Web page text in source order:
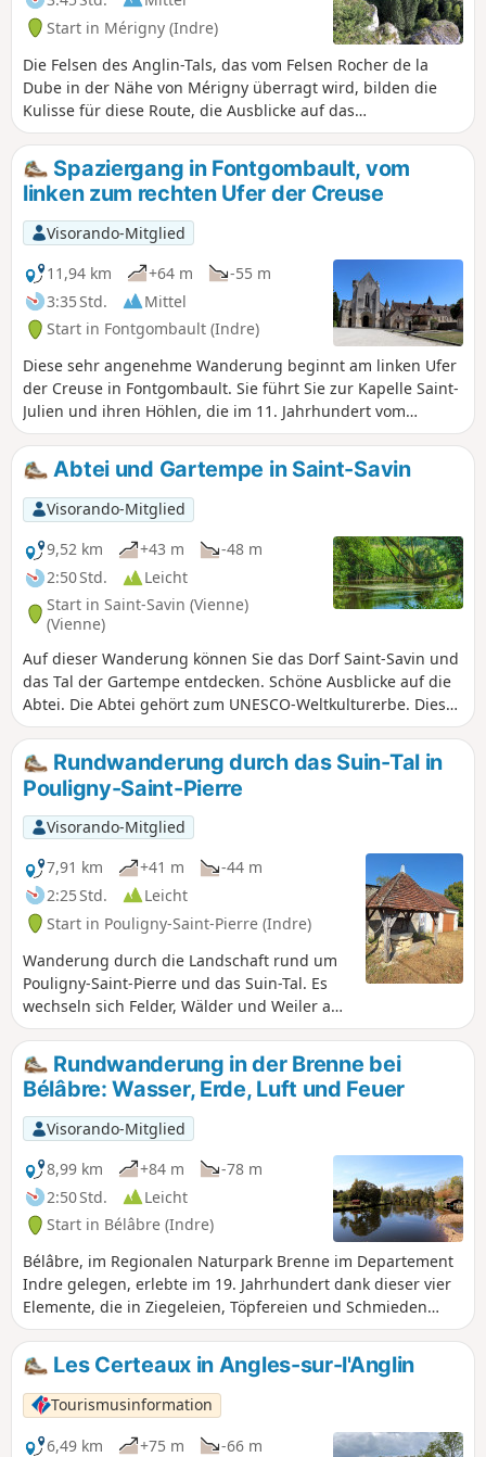
Start in Mérigny (Indre)
Die Felsen des Anglin-Tals, das vom Felsen Rocher de la
Dube in der Nähe von Mérigny überragt wird, bilden die
Kulisse für diese Route, die Ausblicke auf das
Kalksteinplateau und den Fluss bietet und kleinen, von
Trockenmauern gesäumten Pfaden folgt. In der Nähe von
Rives können Sie auch die Grotte du Rocher Saint-Berthomé
entdecken, ein weiteres Überbleibsel des früheren
Kalksteinabbaus zur Herstellung von Sarkophagen, sowie
die geheimnisvolle Stätte der ehemaligen Mühle von Braud.
Spaziergang in Fontgombault, vom
linken zum rechten Ufer der Creuse
Visorando-Mitglied
11,94 km
+64 m
-55 m
3:35 Std.
Mittel
Start in Fontgombault (Indre)
Diese sehr angenehme Wanderung beginnt am linken Ufer
der Creuse in Fontgombault. Sie führt Sie zur Kapelle Saint-
Julien und ihren Höhlen, die im 11. Jahrhundert vom
Einsiedler Gombaud angelegt wurden. Dann verläuft der
Weg entlang beeindruckender Kalksteinfelsen. Nachdem
Sie das Dorf Le Village du Bois durchquert haben, erreichen
Sie Lurais und seinen Strand. Anschließend wechseln Sie
zum rechten Ufer, um Preuilly-la-Ville und den
geheimnisvollen Bois des Dubes zu erreichen. Zum
Abschluss entdecken Sie die unverzichtbare Abtei von
Fontgombault.
Abtei und Gartempe in Saint-Savin
Visorando-Mitglied
9,52 km
+43 m
-48 m
2:50 Std.
Leicht
Start in Saint-Savin (Vienne)
(Vienne)
Auf dieser Wanderung können Sie das Dorf Saint-Savin und
das Tal der Gartempe entdecken. Schöne Ausblicke auf die
Abtei. Die Abtei gehört zum UNESCO-Weltkulturerbe. Diese
Wanderung folgt den markierten Wegen „La vigne aux
moines” (gelbe Markierung).
Rundwanderung durch das Suin-Tal in
Pouligny-Saint-Pierre
Visorando-Mitglied
7,91 km
+41 m
-44 m
2:25 Std.
Leicht
Start in Pouligny-Saint-Pierre (Indre)
Wanderung durch die Landschaft rund um
Pouligny-Saint-Pierre und das Suin-Tal. Es
wechseln sich Felder, Wälder und Weiler ab.
Die Durchquerung des Suin-Tals hinter La
Boudinière kann im Herbst und Winter
feucht sein und nach anhaltenden
Regenfällen ohne Gummistiefel sogar
unpassierbar werden. Die Wanderung kann
auch vom Zentrum von Pouligny-Saint-Pierre
aus begonnen werden, indem man zu Fuß in
Richtung Champ Cornu geht und am Ende
der Rue Ernest Dupont links abbiegt, anstatt
auf dem Rückweg rechts abzubiegen.
Rundwanderung in der Brenne bei
Bélâbre: Wasser, Erde, Luft und Feuer
Visorando-Mitglied
8,99 km
+84 m
-78 m
2:50 Std.
Leicht
Start in Bélâbre (Indre)
Bélâbre, im Regionalen Naturpark Brenne im Departement
Indre gelegen, erlebte im 19. Jahrhundert dank dieser vier
Elemente, die in Ziegeleien, Töpfereien und Schmieden
genutzt wurden, eine Blütezeit. Die Erde als Rohstoff (Ton
und Erz), das Wasser zum Waschen und Befeuchten sowie
zur Energiegewinnung, die Luft zum Trocknen des
geformten Tons und das Feuer zum Brennen. Auf diesem
Spaziergang können Sie unter anderem einige Überreste
dieser Vergangenheit entdecken.
Les Certeaux in Angles-sur-l'Anglin
Tourismusinformation
6,49 km
+75 m
-66 m